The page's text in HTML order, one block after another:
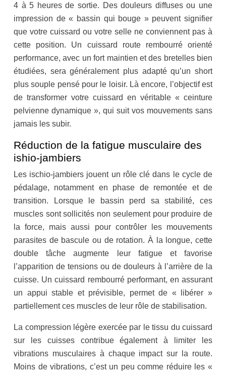
4 à 5 heures de sortie. Des douleurs diffuses ou une
impression de « bassin qui bouge » peuvent signifier
que votre cuissard ou votre selle ne conviennent pas à
cette position. Un cuissard route rembourré orienté
performance, avec un fort maintien et des bretelles bien
étudiées, sera généralement plus adapté qu’un short
plus souple pensé pour le loisir. Là encore, l’objectif est
de transformer votre cuissard en véritable « ceinture
pelvienne dynamique », qui suit vos mouvements sans
jamais les subir.
Réduction de la fatigue musculaire des
ishio-jambiers
Les ischio-jambiers jouent un rôle clé dans le cycle de
pédalage, notamment en phase de remontée et de
transition. Lorsque le bassin perd sa stabilité, ces
muscles sont sollicités non seulement pour produire de
la force, mais aussi pour contrôler les mouvements
parasites de bascule ou de rotation. À la longue, cette
double tâche augmente leur fatigue et favorise
l’apparition de tensions ou de douleurs à l’arrière de la
cuisse. Un cuissard rembourré performant, en assurant
un appui stable et prévisible, permet de « libérer »
partiellement ces muscles de leur rôle de stabilisation.
La compression légère exercée par le tissu du cuissard
sur les cuisses contribue également à limiter les
vibrations musculaires à chaque impact sur la route.
Moins de vibrations, c’est un peu comme réduire les «